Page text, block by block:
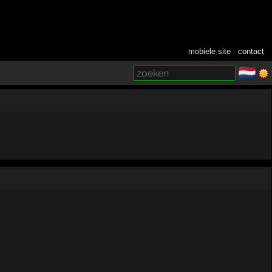
mobiele site ·contact
🇳🇱